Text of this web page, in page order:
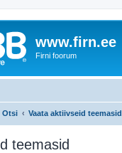
www.firn.ee
Firni foorum
Otsi Vaata aktiivseid teemasid
teemasid